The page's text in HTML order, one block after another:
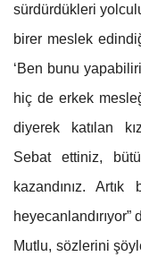
sürdürdükleri
birer meslek
‘Ben bunu
hiç de erkek
diyerek katılan
Sebat ettiniz,
kazandınız.
Mutlu, sözlerini